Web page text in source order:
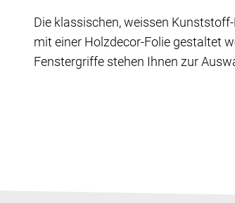
Die klassischen, weissen
mit einer Holzdecor-Folie gestaltet
Fenstergriffe stehen Ihnen zur